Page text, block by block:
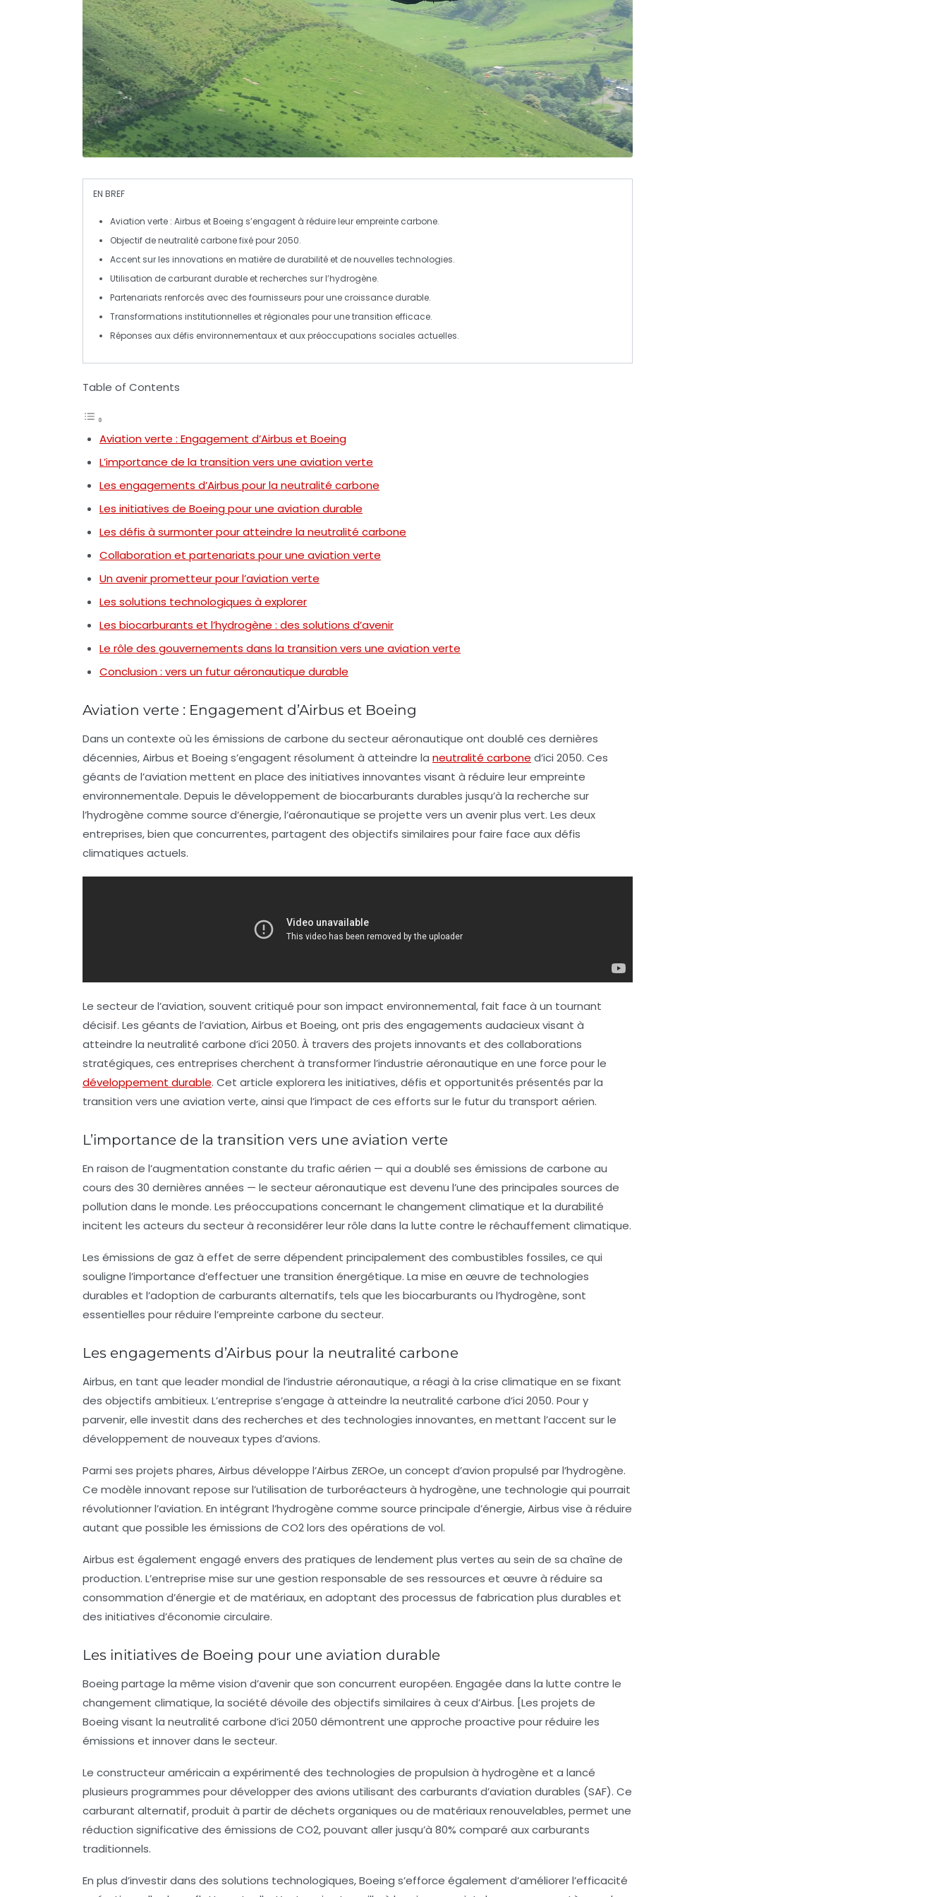
EN BREF
Aviation verte : Airbus et Boeing s’engagent à réduire leur empreinte carbone.
Objectif deneutralité carbonefixé pour2050.
Accent sur les innovations en matière de durabilité et de nouvelles technologies.
Utilisation de carburant durable et recherches sur l’hydrogène.
Partenariats renforcés avec des fournisseurs pour une croissance durable.
Transformations institutionnelles et régionales pour une transition efficace.
Réponses aux défis environnementaux et aux préoccupations sociales actuelles.
Table of Contents
Aviation verte : Engagement d’Airbus et Boeing
L’importance de la transition vers une aviation verte
Les engagements d’Airbus pour la neutralité carbone
Les initiatives de Boeing pour une aviation durable
Les défis à surmonter pour atteindre la neutralité carbone
Collaboration et partenariats pour une aviation verte
Un avenir prometteur pour l’aviation verte
Les solutions technologiques à explorer
Les biocarburants et l’hydrogène : des solutions d’avenir
Le rôle des gouvernements dans la transition vers une aviation verte
Conclusion : vers un futur aéronautique durable
Aviation verte : Engagement d’Airbus et Boeing
Dans un contexte où les émissions de carbone du secteur aéronautique ont doublé ces dernières
décennies, Airbus et Boeing s’engagent résolument à atteindre la neutralité carbone d’ici 2050. Ces
géants de l’aviation mettent en place des initiatives innovantes visant à réduire leur empreinte
environnementale. Depuis le développement de biocarburants durables jusqu’à la recherche sur
l’hydrogène comme source d’énergie, l’aéronautique se projette vers un avenir plus vert. Les deux
entreprises, bien que concurrentes, partagent des objectifs similaires pour faire face aux défis
climatiques actuels.
Le secteur de l’aviation, souvent critiqué pour son impact environnemental, fait face à un tournant
décisif. Les géants de l’aviation,Airbus et Boeing, ont pris des engagements audacieux visant à
atteindre la neutralité carbone d’ici 2050. À travers des projets innovants et des collaborations
stratégiques, ces entreprises cherchent à transformer l’industrie aéronautique en une force pour le
développement durable. Cet article explorera les initiatives, défis et opportunités présentés par la
transition vers une aviation verte, ainsi que l’impact de ces efforts sur le futur du transport aérien.
L’importance de la transition vers une aviation verte
En raison de l’augmentation constante du trafic aérien — qui a doublé ses émissions de carbone au
cours des 30 dernières années — le secteur aéronautique est devenu l’une des principales sources de
pollution dans le monde. Les préoccupations concernant le changement climatique et la durabilité
incitent les acteurs du secteur à reconsidérer leur rôle dans la lutte contre le réchauffement climatique.
Les émissions de gaz à effet de serre dépendent principalement des combustibles fossiles, ce qui
souligne l’importance d’effectuer une transition énergétique. La mise en œuvre de technologies
durables et l’adoption de carburants alternatifs, tels que les biocarburants ou l’hydrogène, sont
essentielles pour réduire l’empreinte carbone du secteur.
Les engagements d’Airbus pour la neutralité carbone
Airbus, en tant que leader mondial de l’industrie aéronautique, a réagi à la crise climatique en se fixant
des objectifs ambitieux. L’entreprise s’engage à atteindre la neutralité carbone d’ici 2050. Pour y
parvenir, elle investit dans des recherches et des technologies innovantes, en mettant l’accent sur le
développement de nouveaux types d’avions.
Parmi ses projets phares, Airbus développe l’Airbus ZEROe, un concept d’avion propulsé par l’hydrogène.
Ce modèle innovant repose sur l’utilisation de turboréacteurs à hydrogène, une technologie qui pourrait
révolutionner l’aviation. En intégrant l’hydrogène comme source principale d’énergie, Airbus vise à réduire
autant que possible les émissions de CO2 lors des opérations de vol.
Airbus est également engagé envers des pratiques de lendement plus vertes au sein de sa chaîne de
production. L’entreprise mise sur une gestion responsable de ses ressources et œuvre à réduire sa
consommation d’énergie et de matériaux, en adoptant des processus de fabrication plus durables et
des initiatives d’économie circulaire.
Les initiatives de Boeing pour une aviation durable
Boeing partage la même vision d’avenir que son concurrent européen. Engagée dans la lutte contre le
changement climatique, la société dévoile des objectifs similaires à ceux d’Airbus. [Les projets de
Boeing visant la neutralité carbone d’ici 2050 démontrent une approche proactive pour réduire les
émissions et innover dans le secteur.
Le constructeur américain a expérimenté des technologies de propulsion à hydrogène et a lancé
plusieurs programmes pour développer des avions utilisant des carburants d’aviation durables (SAF). Ce
carburant alternatif, produit à partir de déchets organiques ou de matériaux renouvelables, permet une
réduction significative des émissions de CO2, pouvant aller jusqu’à 80% comparé aux carburants
traditionnels.
En plus d’investir dans des solutions technologiques, Boeing s’efforce également d’améliorer l’efficacité